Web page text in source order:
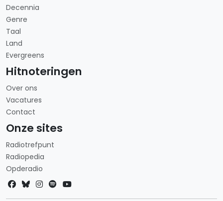
Decennia
Genre
Taal
Land
Evergreens
Hitnoteringen
Over ons
Vacatures
Contact
Onze sites
Radiotrefpunt
Radiopedia
Opderadio